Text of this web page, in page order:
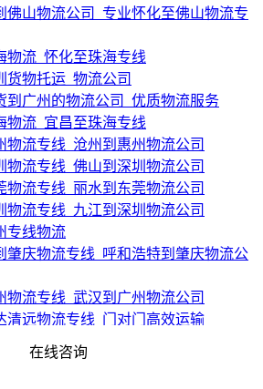
佛山物流公司_专业怀化至佛山物流专
物流_怀化至珠海专线
货物托运_物流公司
到广州的物流公司_优质物流服务
物流_宜昌至珠海专线
物流专线_沧州到惠州物流公司
物流专线_佛山到深圳物流公司
物流专线_丽水到东莞物流公司
物流专线_九江到深圳物流公司
专线物流
肇庆物流专线_呼和浩特到肇庆物流公
物流专线_武汉到广州物流公司
清远物流专线_门对门高效运输
物流专线_甘肃到江门物流公司
物流公司-佛山到扬中货运公司-佛山到
在线咨询